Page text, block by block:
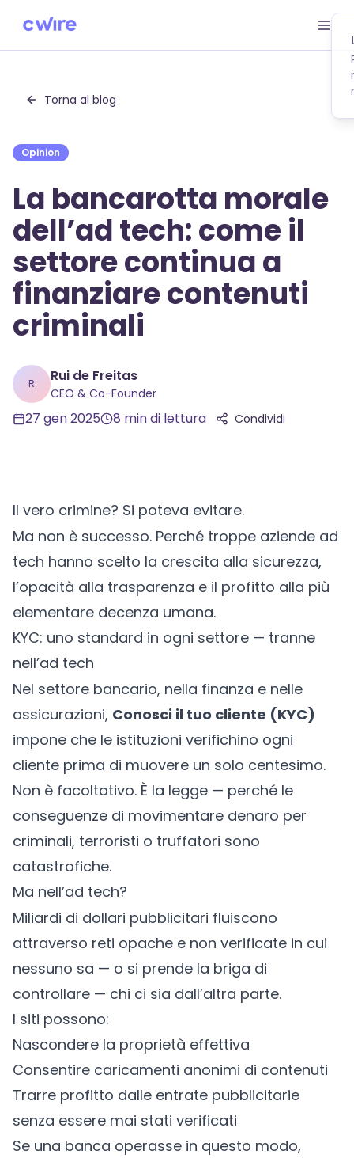
Torna al blog
Opinion
La bancarotta morale
dell’ad tech: come il
settore continua a
finanziare contenuti
criminali
R Rui de Freitas
CEO & Co-Founder
27 gen 2025 8 min di lettura Condividi
Il vero crimine? Si poteva evitare.
Ma non è successo. Perché troppe aziende ad
tech hanno scelto la crescita alla sicurezza,
l’opacità alla trasparenza e il profitto alla più
elementare decenza umana.
KYC: uno standard in ogni settore — tranne
nell’ad tech
Nel settore bancario, nella finanza e nelle
assicurazioni, Conosci il tuo cliente (KYC)
impone che le istituzioni verifichino ogni
cliente prima di muovere un solo centesimo.
Non è facoltativo. È la legge — perché le
conseguenze di movimentare denaro per
criminali, terroristi o truffatori sono
catastrofiche.
Ma nell’ad tech?
Miliardi di dollari pubblicitari fluiscono
attraverso reti opache e non verificate in cui
nessuno sa — o si prende la briga di
controllare — chi ci sia dall’altra parte.
I siti possono:
Nascondere la proprietà effettiva
Consentire caricamenti anonimi di contenuti
Trarre profitto dalle entrate pubblicitarie
senza essere mai stati verificati
Se una banca operasse in questo modo,